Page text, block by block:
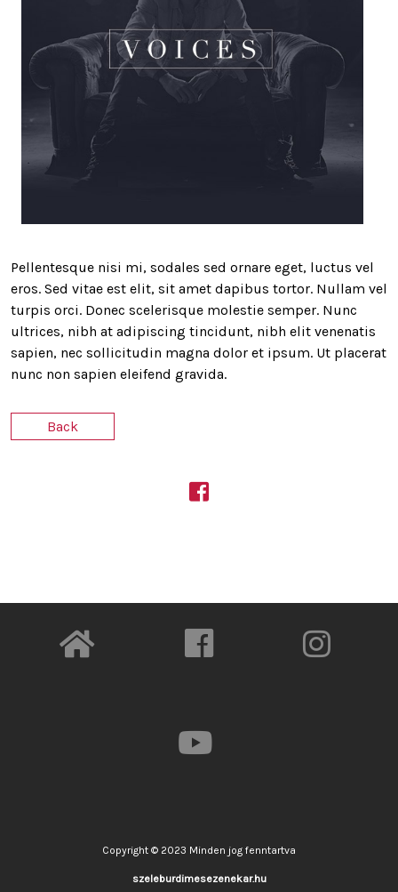
Pellentesque nisi mi, sodales sed ornare eget, luctus vel
eros. Sed vitae est elit, sit amet dapibus tortor. Nullam vel
turpis orci. Donec scelerisque molestie semper. Nunc
ultrices, nibh at adipiscing tincidunt, nibh elit venenatis
sapien, nec sollicitudin magna dolor et ipsum. Ut placerat
nunc non sapien eleifend gravida.
Back
Copyright © 2023 Minden jog fenntartva
szeleburdimesezenekar.hu